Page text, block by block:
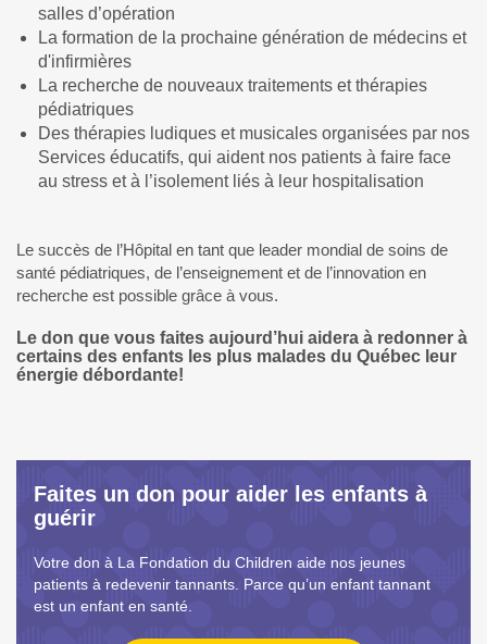
salles d’opération
La formation de la prochaine génération de médecins et
d'infirmières
La recherche de nouveaux traitements et thérapies
pédiatriques
Des thérapies ludiques et musicales organisées par nos
Services éducatifs, qui aident nos patients à faire face
au stress et à l’isolement liés à leur hospitalisation
Le succès de l’Hôpital en tant que leader mondial de soins de
santé pédiatriques, de l’enseignement et de l’innovation en
recherche est possible grâce à vous.
Le don que vous faites aujourd’hui aidera à redonner à
certains des enfants les plus malades du Québec leur
énergie débordante!
Faites un don pour aider les enfants à
guérir
Votre don à La Fondation du Children aide nos jeunes
patients à redevenir tannants. Parce qu’un enfant tannant
est un enfant en santé.